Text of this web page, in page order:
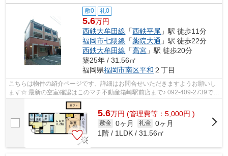
敷0 礼0
5.6万円
西鉄大牟田線 「西鉄平尾 」駅 徒歩11分
福岡市七隈線 「薬院大通 」駅 徒歩22分
西鉄大牟田線 「高宮 」駅 徒歩20分
築25年 / 31.56㎡
福岡県福岡市南区平和 ２丁目
こちらは物件の紹介ページです、詳細はお問合せいただきますようお願いし
ます☆ 最新の空室確認はこのマチ不動産箱崎駅前店まで♪ 092-409-2739で
す！迅速に対応致します！！！！！♪
5.6万円 (管理費等：5,000円 )
敷金 0ヶ月 礼金 0ヶ月
1階 / 1LDK / 31.56㎡